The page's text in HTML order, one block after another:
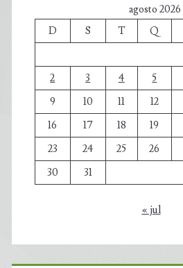
agosto 2026
D
S T Q
2
3 4 5
9
10 11 12
16
17 18 19
23
24 25 26
30
31
« jul